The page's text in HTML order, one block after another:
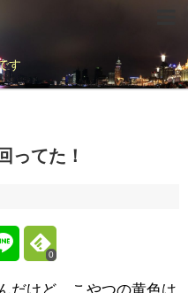
す
ってた！
0